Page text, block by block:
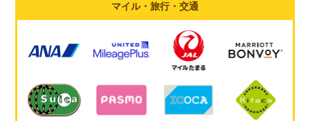
マイル・旅行・交通